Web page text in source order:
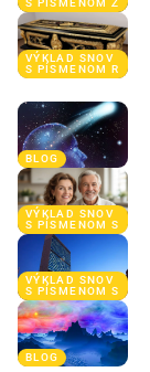
S PÍSMENOM Z
VÝKLAD SNOV
S PÍSMENOM R
BLOG
VÝKLAD SNOV
S PÍSMENOM S
VÝKLAD SNOV
S PÍSMENOM S
BLOG